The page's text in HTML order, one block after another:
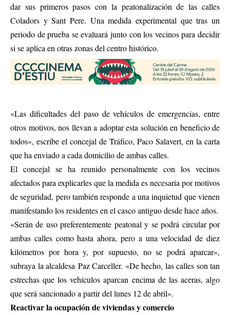
dar sus primeros pasos con la peatonalización de las calles
Coladors y Sant Pere. Una medida experimental que tras un
periodo de prueba se evaluará junto con los vecinos para decidir
si se aplica en otras zonas del centro histórico.
«Las dificultades del paso de vehículos de emergencias, entre
otros motivos, nos llevan a adoptar esta solución en beneficio de
todos», escribe el concejal de Tráfico, Paco Salavert, en la carta
que ha enviado a cada domicilio de ambas calles.
El concejal se ha reunido personalmente con los vecinos
afectados para explicarles que la medida es necesaria por motivos
de seguridad, pero también responde a una inquietud que vienen
manifestando los residentes en el casco antiguo desde hace años.
«Serán de uso preferentemente peatonal y se podrá circular por
ambas calles como hasta ahora, pero a una velocidad de diez
kilómetros por hora y, por supuesto, no se podrá aparcar»,
subraya la alcaldesa Paz Carceller. «De hecho, las calles son tan
estrechas que los vehículos aparcan encima de las aceras, algo
que será sancionado a partir del lunes 12 de abril».
Reactivar la ocupación de viviendas y comercio